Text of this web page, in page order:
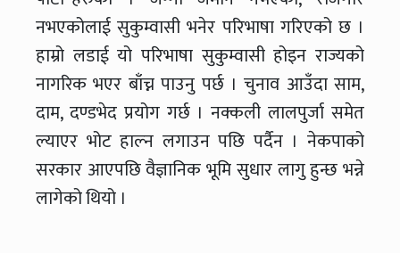
नभएकोलाई सुकुम्वासी भनेर परिभाषा गरिएको छ ।
हाम्रो लडाई यो परिभाषा सुकुम्वासी होइन राज्यको
नागरिक भएर बाँच्न पाउनु पर्छ । चुनाव आउँदा साम,
दाम, दण्डभेद प्रयोग गर्छ । नक्कली लालपुर्जा समेत
ल्याएर भोट हाल्न लगाउन पछि पर्दैन । नेकपाको
सरकार आएपछि वैज्ञानिक भूमि सुधार लागु हुन्छ भन्ने
लागेको थियो ।